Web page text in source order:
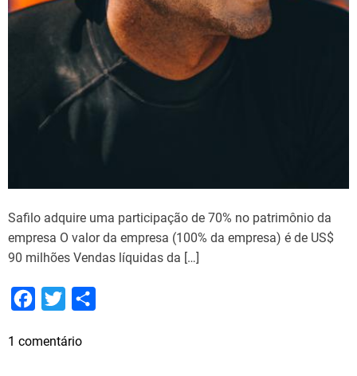
Safilo adquire uma participação de 70% no patrimônio da
empresa O valor da empresa (100% da empresa) é de US$
90 milhões Vendas líquidas da […]
c
i
1 comentárioe